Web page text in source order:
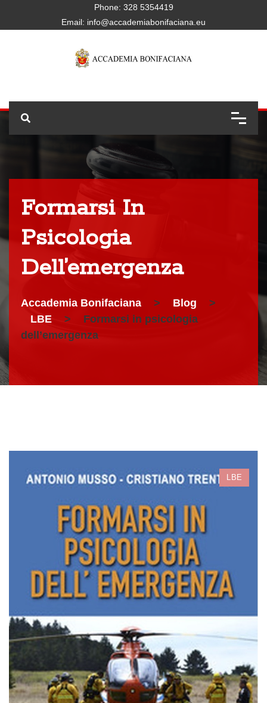
Phone: 328 5354419
Email: info@accademiabonifaciana.eu
Formarsi In
Psicologia
Dell’emergenza
Accademia Bonifaciana > Blog
>
LBE
>
Formarsi in psicologia
dell’emergenza
LBE